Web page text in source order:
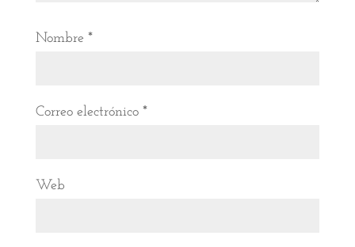
Nombre *
Correo electrónico *
Web